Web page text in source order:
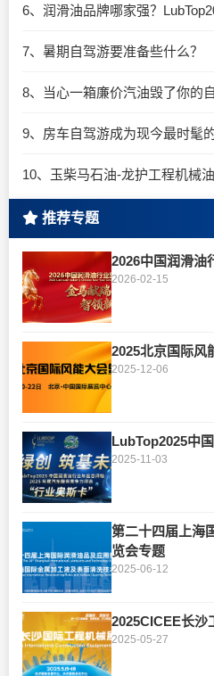
6、润滑油品牌哪家强？
7、暑期自驾游要准备些什么？
8、当心一箱廉价汽油毁了你的自
9、房车自驾游成为现今最时髦
推荐专题
2026中国润滑油
2026-02-15
2025北京国际风
2025-12-06
LubTop2025中
2025-11-03
第二十四届上海
览会专题
2025-06-12
2025CICEE长沙
2025-05-27